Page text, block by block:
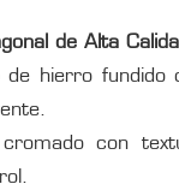
de Alta
de hierro fundido
con